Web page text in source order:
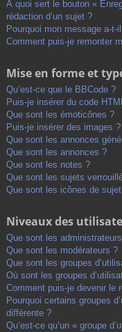
À quoi sert le bouton «
rédaction d’un sujet ?
Pourquoi mon message a-t-
Comment puis-je remonter
Mise en forme et
Qu’est-ce que le BBCode ?
Puis-je insérer du code
Que sont les émoticônes ?
Puis-je insérer des images ?
Que sont les annonces
Que sont les annonces ?
Que sont les notes ?
Que sont les sujets
Que sont les icônes de
Niveaux des
Que sont les
Que sont les modérateurs ?
Que sont les groupes
Où sont les groupes
Comment puis-je devenir le
Pourquoi certains groupes
différente ?
Qu’est-ce qu’un « groupe